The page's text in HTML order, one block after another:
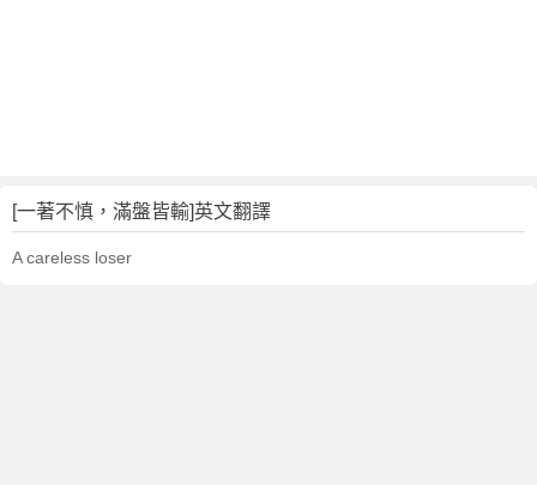
[一著不慎，滿盤皆輸]英文翻譯
A careless loser